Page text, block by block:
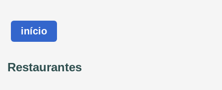
início
Restaurantes